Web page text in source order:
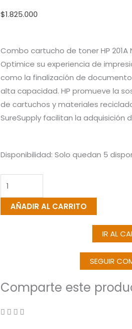
$1.825.000
Combo cartucho de toner HP 201A
Optimice su experiencia de
como la finalización de
alta capacidad. HP promueve la
de cartuchos y materiales
SureSupply facilitan la adquisición
Disponibilidad: Solo quedan 5
Combo
De
Original
AÑADIR AL CARRITO
IR AL
SEGUIR
Comparte este